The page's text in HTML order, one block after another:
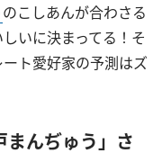
のこしあんが合わさる
いに決まってる！そ
ト愛好家の予測はズ
んぢゅう」さ